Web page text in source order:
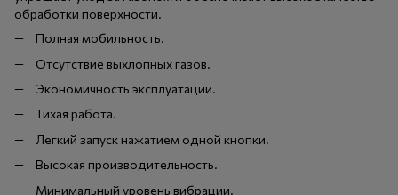
обработки поверхности.
Полная мобильность.
Отсутствие выхлопных газов.
Экономичность эксплуатации.
Тихая работа.
Легкий запуск нажатием одной кнопки.
Высокая производительность.
Минимальный уровень вибрации.